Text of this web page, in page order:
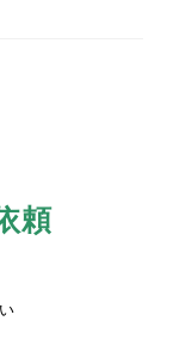
頼